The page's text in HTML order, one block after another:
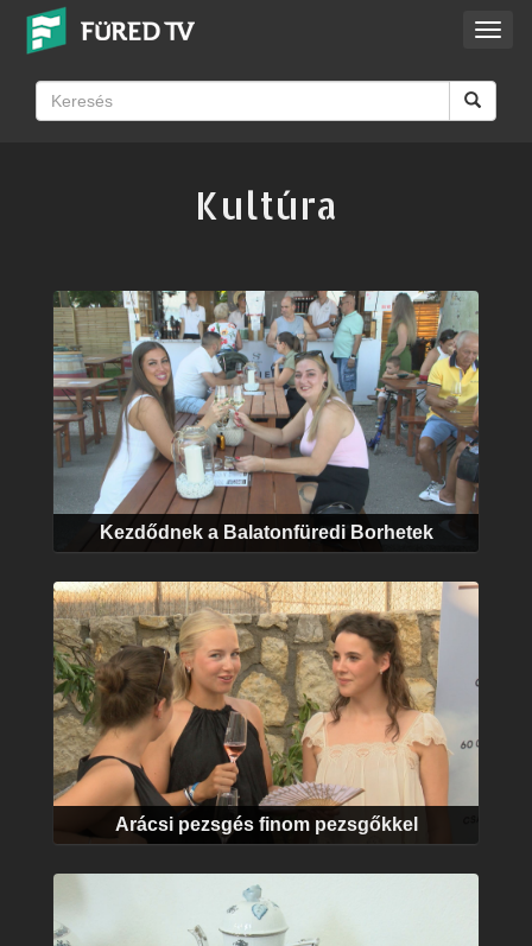
Kultúra
Kezdődnek a Balatonfüredi Borhetek
Arácsi pezsgés finom pezsgőkkel